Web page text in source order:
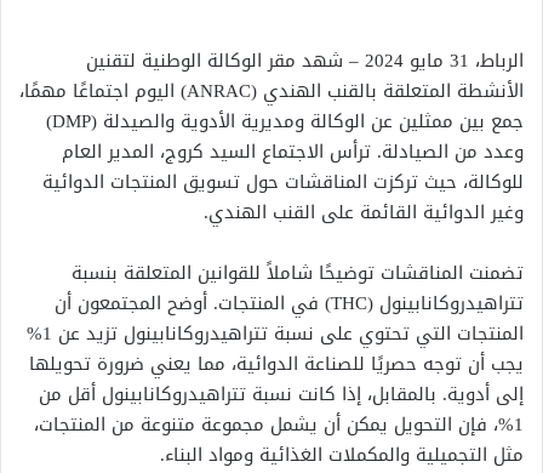
الرباط، 31 مايو 2024 – شهد مقر الوكالة الوطنية لتقنين
الأنشطة المتعلقة بالقنب الهندي (ANRAC) اليوم اجتماعًا مهمًا،
جمع بين ممثلين عن الوكالة ومديرية الأدوية والصيدلة (DMP)
وعدد من الصيادلة. ترأس الاجتماع السيد كروج، المدير العام
للوكالة، حيث تركزت المناقشات حول تسويق المنتجات الدوائية
وغير الدوائية القائمة على القنب الهندي.
تضمنت المناقشات توضيحًا شاملاً للقوانين المتعلقة بنسبة
تتراهيدروكانابينول (THC) في المنتجات. أوضح المجتمعون أن
المنتجات التي تحتوي على نسبة تتراهيدروكانابينول تزيد عن 1%
يجب أن توجه حصريًا للصناعة الدوائية، مما يعني ضرورة تحويلها
إلى أدوية. بالمقابل، إذا كانت نسبة تتراهيدروكانابينول أقل من
1%، فإن التحويل يمكن أن يشمل مجموعة متنوعة من المنتجات،
مثل التجميلية والمكملات الغذائية ومواد البناء.